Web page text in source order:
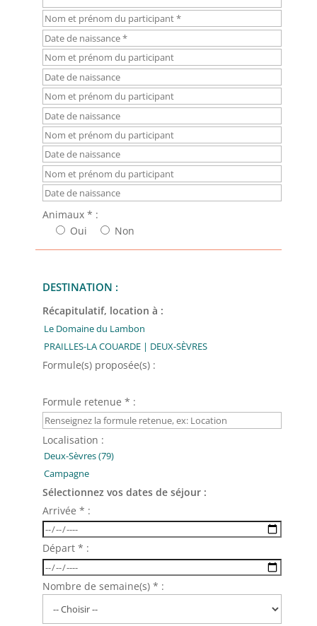
Animaux * :
Oui
Non
DESTINATION :
Récapitulatif, location à :
Formule(s) proposée(s) :
Formule retenue * :
Localisation :
Sélectionnez vos dates de séjour :
Arrivée * :
Départ * :
Nombre de semaine(s) * :